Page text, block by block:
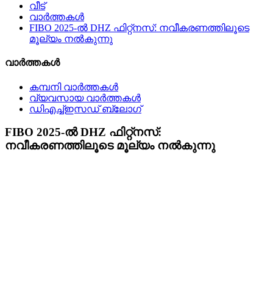
വീട്
വാർത്തകൾ
FIBO 2025-ൽ DHZ ഫിറ്റ്നസ്: നവീകരണത്തിലൂടെ
മൂല്യം നൽകുന്നു
വാർത്തകൾ
കമ്പനി വാർത്തകൾ
വ്യവസായ വാർത്തകൾ
ഡിഎച്ച്ഇസഡ് ബ്ലോഗ്
FIBO 2025-ൽ DHZ ഫിറ്റ്നസ്:
നവീകരണത്തിലൂടെ മൂല്യം നൽകുന്നു